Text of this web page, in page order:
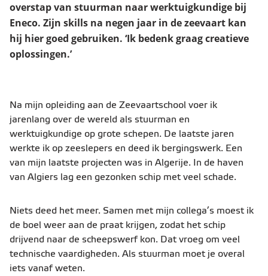
overstap van stuurman naar werktuigkundige bij
Eneco. Zijn skills na negen jaar in de zeevaart kan
hij hier goed gebruiken. ‘Ik bedenk graag creatieve
oplossingen.’
Na mijn opleiding aan de Zeevaartschool voer ik
jarenlang over de wereld als stuurman en
werktuigkundige op grote schepen. De laatste jaren
werkte ik op zeeslepers en deed ik bergingswerk. Een
van mijn laatste projecten was in Algerije. In de haven
van Algiers lag een gezonken schip met veel schade.
Niets deed het meer. Samen met mijn collega’s moest ik
de boel weer aan de praat krijgen, zodat het schip
drijvend naar de scheepswerf kon. Dat vroeg om veel
technische vaardigheden. Als stuurman moet je overal
iets vanaf weten.